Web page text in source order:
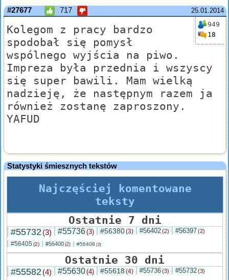
25.01.2014
#27677 717
949
18
Kolegom z pracy bardzo
spodobał się pomysł
wspólnego wyjścia na piwo.
Impreza była przednia i wszyscy
się super bawili. Mam wielką
nadzieję, że następnym razem ja
również zostanę zaproszony.
YAFUD
Statystyki śmiesznych tekstów
Najczęściej komentowane
teksty
Ostatnie 7 dni
#55732 (3) #55736(3) #56380(3) #56402(2) #56397(2)
#56405 (2) #56400 (2) #56408 (2)
Ostatnie 30 dni
#55582 (4) #55630(4) #55618 (4) #55736(3) #55732(3)